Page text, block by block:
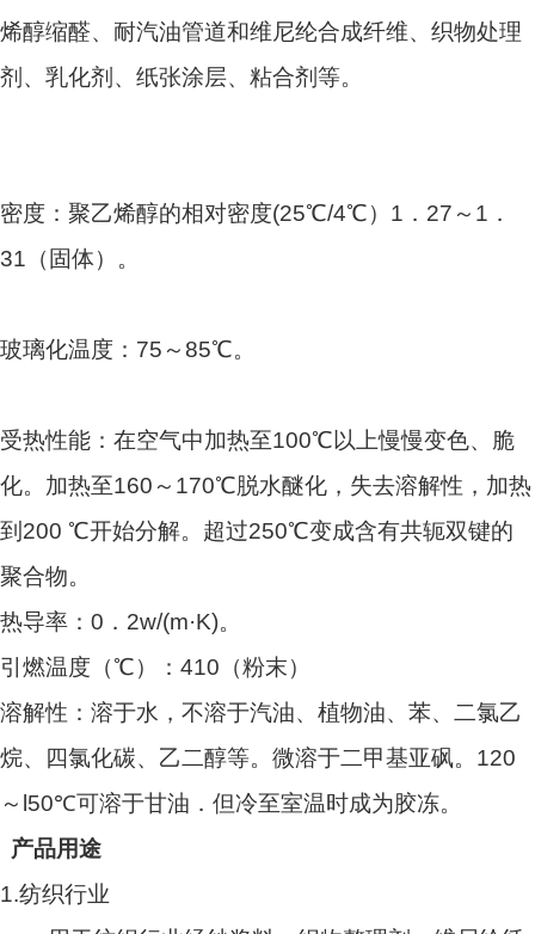
烯醇缩醛、耐汽油管道和维尼纶合成纤维、织物处理
剂、乳化剂、纸张涂层、粘合剂等。
密度：聚乙烯醇的相对密度(25℃/4℃）1．27～1．
31（固体）。
玻璃化温度：75～85℃。
受热性能：在空气中加热至100℃以上慢慢变色、脆
化。加热至160～170℃脱水醚化，失去溶解性，加热
到200 ℃开始分解。超过250℃变成含有共轭双键的
聚合物。
热导率：0．2w/(m·K)。
引燃温度（℃）：410（粉末）
溶解性：溶于水，不溶于汽油、植物油、苯、二氯乙
烷、四氯化碳、乙二醇等。微溶于二甲基亚砜。120
～l50℃可溶于甘油．但冷至室温时成为胶冻。
产品用途
1.纺织行业